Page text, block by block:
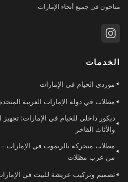
متاحون في جميع أنحاء الإمارات
الخدمات
موردي الخيام في الإمارات
مظلات في دولة الإمارات العربية المتحدة
ديكور داخلي للخيام في الإمارات: تجهيز
والأثاث الفاخر
مظلات متحركة بالريموت في الإمارات
من عرب مظلات
تصميم وتركيب عريشة للبيت في